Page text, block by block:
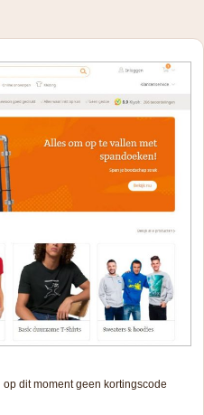
dit moment geen kortingscode